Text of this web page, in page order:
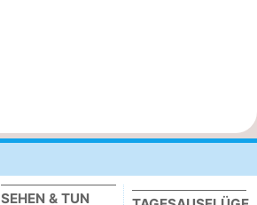
SEHEN & TUN